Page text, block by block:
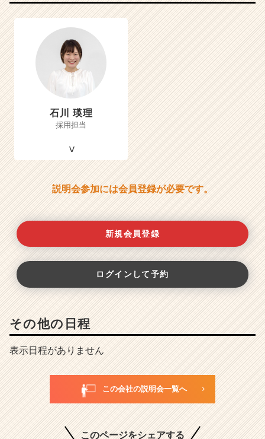
石川 瑛理
採用担当
説明会参加には会員登録が必要です。
新規会員登録
ログインして予約
その他の日程
表示日程がありません
この会社の説明会一覧へ
このページをシェアする